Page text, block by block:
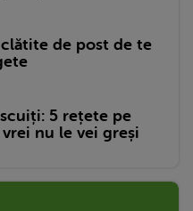
de post de te
5 rețete pe
nu le vei greși